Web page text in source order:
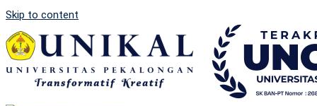
Skip to content